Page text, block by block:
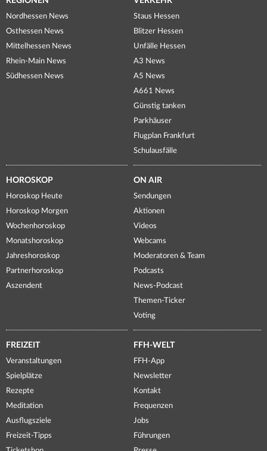
Nordhessen News
Osthessen News
Mittelhessen News
Rhein-Main News
Südhessen News
Staus Hessen
Blitzer Hessen
Unfälle Hessen
A3 News
A5 News
A661 News
Günstig tanken
Parkhäuser
Flugplan Frankfurt
Schulausfälle
HOROSKOP
Horoskop Heute
Horoskop Morgen
Wochenhoroskop
Monatshoroskop
Jahreshoroskop
Partnerhoroskop
Aszendent
ON AIR
Sendungen
Aktionen
Videos
Webcams
Moderatoren & Team
Podcasts
News-Podcast
Themen-Ticker
Voting
FREIZEIT
Veranstaltungen
Spielplätze
Rezepte
Meditation
Ausflugsziele
Freizeit-Tipps
FFH-WELT
FFH-App
Newsletter
Kontakt
Frequenzen
Jobs
Führungen